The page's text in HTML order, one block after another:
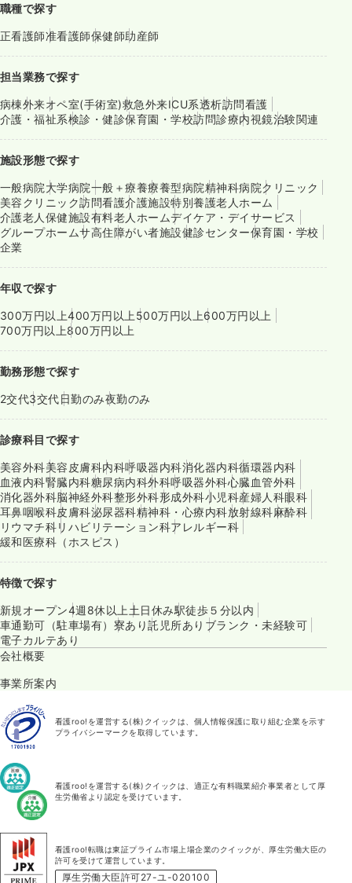
職種で探す
正看護師准看護師保健師助産師
担当業務で探す
病棟外来オペ室(手術室)救急外来ICU系透析訪問看護
介護・福祉系検診・健診保育園・学校訪問診療内視鏡治験関連
施設形態で探す
一般病院大学病院一般＋療養療養型病院精神科病院クリニック
美容クリニック訪問看護介護施設特別養護老人ホーム
介護老人保健施設有料老人ホームデイケア・デイサービス
グループホームサ高住障がい者施設健診センター保育園・学校
企業
年収で探す
300万円以上400万円以上 500万円以上600万円以上
700万円以上800万円以上
勤務形態で探す
2交代3交代日勤のみ夜勤のみ
診療科目で探す
美容外科美容皮膚科内科呼吸器内科消化器内科循環器内科
血液内科腎臓内科糖尿病内科外科呼吸器外科心臓血管外科
消化器外科脳神経外科整形外科形成外科小児科産婦人科眼科
耳鼻咽喉科皮膚科泌尿器科精神科・心療内科放射線科麻酔科
リウマチ科リハビリテーション科アレルギー科
緩和医療科（ホスピス）
特徴で探す
新規オープン4週8休以上 土日休み駅徒歩５分以内
車通勤可（駐車場有） 寮あり託児所あり ブランク・未経験可
電子カルテあり
会社概要
事業所案内
看護roo!を運営する(株)クイックは、個人情報保護に取り組む企業を示す
プライバシーマークを取得しています。
看護roo!を運営する(株)クイックは、適正な有料職業紹介事業者として厚
生労働省より認定を受けています。
看護roo!転職は東証プライム市場上場企業のクイックが、厚生労働大臣の
許可を受けて運営しています。
厚生労働大臣許可27-ユ-020100